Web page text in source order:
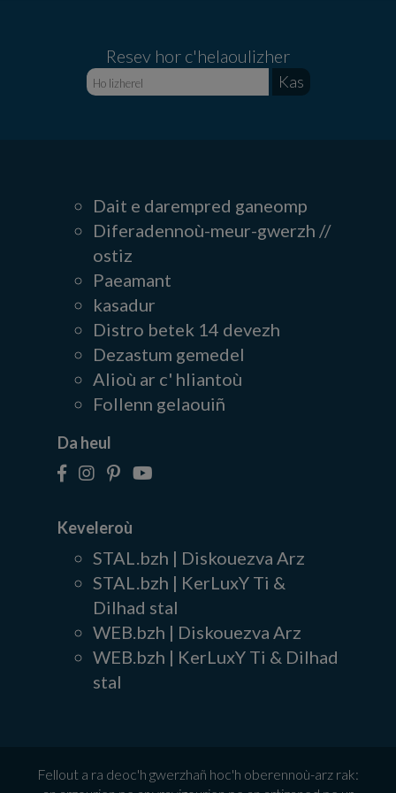
Resev hor c'helaoulizher
Dait e darempred ganeomp
Diferadennoù-meur-gwerzh //
ostiz
Paeamant
kasadur
Distro betek 14 devezh
Dezastum gemedel
Alioù ar c' hliantoù
Follenn gelaouiñ
Da heul
Keveleroù
STAL.bzh | Diskouezva Arz
STAL.bzh | KerLuxY Ti &
Dilhad stal
WEB.bzh | Diskouezva Arz
WEB.bzh | KerLuxY Ti & Dilhad
stal
Fellout a ra deoc'h gwerzhañ hoc'h oberennoù-arz rak: